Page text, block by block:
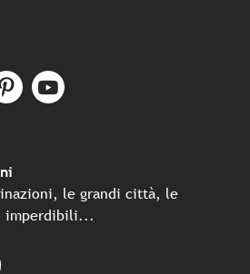
le grandi città, le
imperdibili...